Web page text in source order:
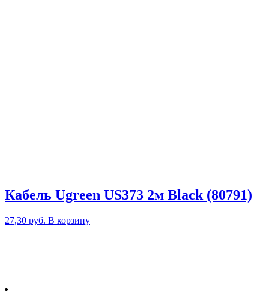
Кабель Ugreen US373 2м Black (80791)
27,30 руб. В корзину